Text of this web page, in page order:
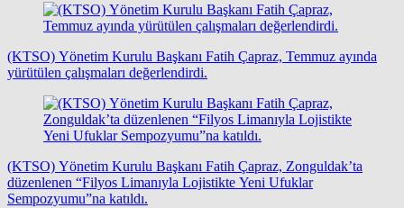
(KTSO) Yönetim Kurulu Başkanı Fatih Çapraz, Temmuz ayında
yürütülen çalışmaları değerlendirdi.
(KTSO) Yönetim Kurulu Başkanı Fatih Çapraz, Zonguldak’ta
düzenlenen “Filyos Limanıyla Lojistikte Yeni Ufuklar
Sempozyumu”na katıldı.